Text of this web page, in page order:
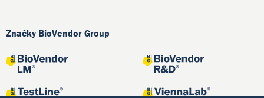
Značky BioVendor Group